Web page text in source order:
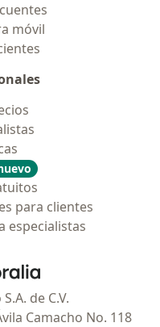
móvil
para clientes
especialistas
- Página de inicio
de C.V.
Camacho No. 118